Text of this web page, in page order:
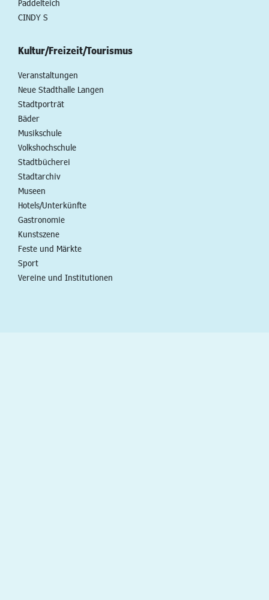
Paddelteich
CINDY S
Kultur/Freizeit/Tourismus
Veranstaltungen
Neue Stadthalle Langen
Stadtporträt
Bäder
Musikschule
Volkshochschule
Stadtbücherei
Stadtarchiv
Museen
Hotels/Unterkünfte
Gastronomie
Kunstszene
Feste und Märkte
Sport
Vereine und Institutionen